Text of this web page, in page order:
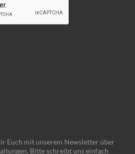
Euch mit unserem Newsletter über
Bitte schreibt uns einfach